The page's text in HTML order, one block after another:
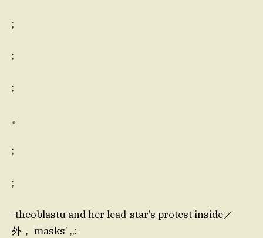
;
;
;
。
;
;
-theoblastu and her lead-star’s protest inside／
外， masks’ ,,: